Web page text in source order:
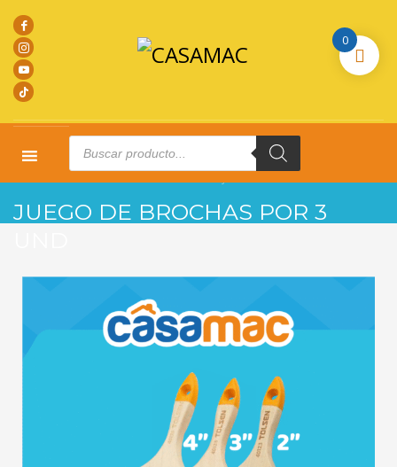
Products
search
JUEGO DE BROCHAS POR 3
0